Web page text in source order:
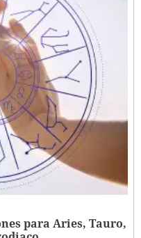
para Aries, Tauro,